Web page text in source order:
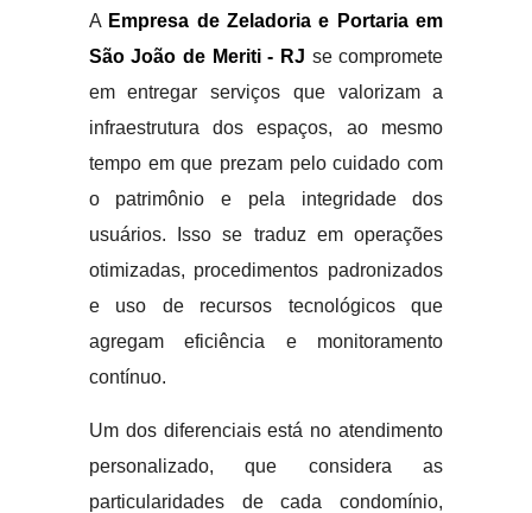
A Empresa de Zeladoria e Portaria em
São João de Meriti - RJ se compromete
em entregar serviços que valorizam a
infraestrutura dos espaços, ao mesmo
tempo em que prezam pelo cuidado com
o patrimônio e pela integridade dos
usuários. Isso se traduz em operações
otimizadas, procedimentos padronizados
e uso de recursos tecnológicos que
agregam eficiência e monitoramento
contínuo.
Um dos diferenciais está no atendimento
personalizado, que considera as
particularidades de cada condomínio,